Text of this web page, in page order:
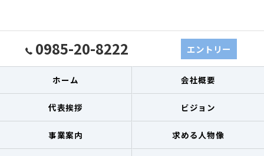
0985-20-8222 エントリー
ホーム 会社概要
代表挨拶 ビジョン
事業案内 求める人物像